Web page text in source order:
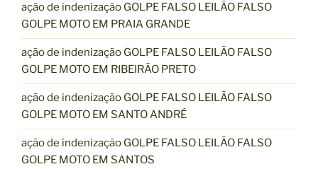
ação de indenização GOLPE FALSO LEILÃO FALSO
GOLPE MOTO EM PRAIA GRANDE
ação de indenização GOLPE FALSO LEILÃO FALSO
GOLPE MOTO EM RIBEIRÃO PRETO
ação de indenização GOLPE FALSO LEILÃO FALSO
GOLPE MOTO EM SANTO ANDRÉ
ação de indenização GOLPE FALSO LEILÃO FALSO
GOLPE MOTO EM SANTOS